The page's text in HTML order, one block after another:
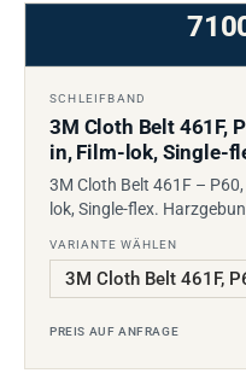
SCHLEIFBAND
3M Cloth Belt 461F,
in, Film-lok, Single-
3M Cloth Belt 461F –
lok, Single-flex.
VARIANTE WÄHLEN
PREIS AUF ANFRAGE